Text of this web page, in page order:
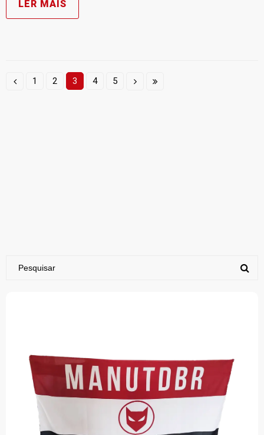
LER MAIS
1 2 3 4 5